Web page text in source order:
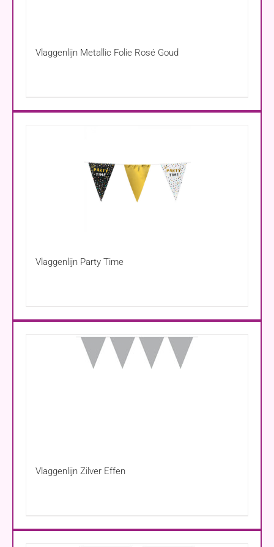
Vlaggenlijn Metallic Folie Rosé Goud
Vlaggenlijn Party Time
Vlaggenlijn Zilver Effen